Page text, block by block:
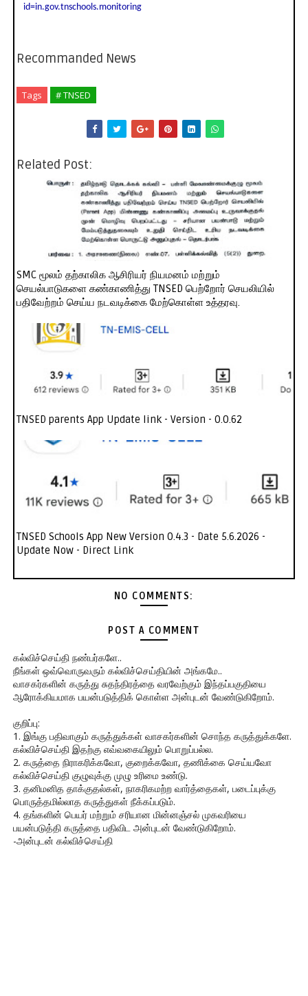
id=in.gov.tnschools.monitoring
Recommanded News
Tags # TNSED
Related Post:
SMC மூலம் தற்காலிக ஆசிரியர் நியமனம் மற்றும்
செயல்பாடுகளை கண்காணித்து TNSED பெற்றோர் செயலியில்
பதிவேற்றம் செய்ய நடவடிக்கை மேற்கொள்ள உத்தரவு.
TNSED parents App Update link - Version - 0.0.62
TNSED Schools App New Version 0.4.3 - Date 5.6.2026 -
Update Now - Direct Link
NO COMMENTS:
POST A COMMENT
கல்விச்செய்தி நண்பர்களே..
நீங்கள் ஒவ்வொருவரும் கல்விச்செய்தியின் அங்கமே..
வாசகர்களின் கருத்து சுதந்திரத்தை வரவேற்கும் இந்தப்பகுதியை
ஆரோக்கியமாக பயன்படுத்திக் கொள்ள அன்புடன் வேண்டுகிறோம்.
குறிப்பு:
1. இங்கு பதிவாகும் கருத்துக்கள் வாசகர்களின் சொந்த கருத்துக்களே.
கல்விச்செய்தி இதற்கு எவ்வகையிலும் பொறுப்பல்ல.
2. கருத்தை நிராகரிக்கவோ, குறைக்கவோ, தணிக்கை செய்யவோ
கல்விச்செய்தி குழுவுக்கு முழு உரிமை உண்டு.
3. தனிமனித தாக்குதல்கள், நாகரிகமற்ற வார்த்தைகள், படைப்புக்கு
பொருத்தமில்லாத கருத்துகள் நீக்கப்படும்.
4. தங்களின் பெயர் மற்றும் சரியான மின்னஞ்சல் முகவரியை
பயன்படுத்தி கருத்தை பதிவிட அன்புடன் வேண்டுகிறோம்.
-அன்புடன் கல்விச்செய்தி